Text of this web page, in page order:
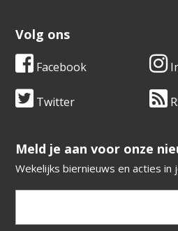
Volg ons
Facebook
Twitter
​​​​​​​Meld je aan voor onze
Wekelijks biernieuws en acties in